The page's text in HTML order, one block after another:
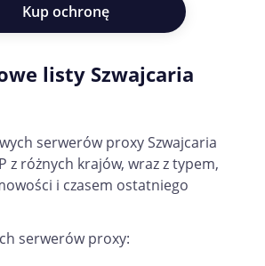
Kup ochronę
listy Szwajcaria
serwerów proxy Szwajcaria
z różnych krajów, wraz z typem,
i czasem ostatniego
serwerów proxy: